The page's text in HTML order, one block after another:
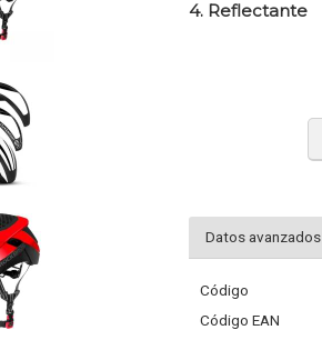
4. Reflectante
Datos avanzados
Código
Código EAN